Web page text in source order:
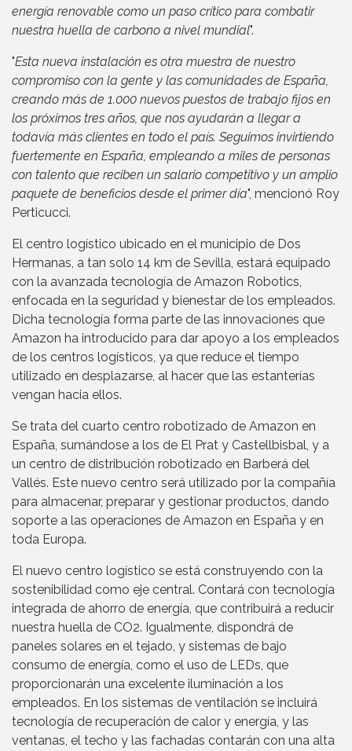
energía renovable como un paso crítico para combatir
nuestra huella de carbono a nivel mundial".
"Esta nueva instalación es otra muestra de nuestro
compromiso con la gente y las comunidades de España,
creando más de 1.000 nuevos puestos de trabajo fijos en
los próximos tres años, que nos ayudarán a llegar a
todavía más clientes en todo el país. Seguimos invirtiendo
fuertemente en España, empleando a miles de personas
con talento que reciben un salario competitivo y un amplio
paquete de beneficios desde el primer día", mencionó Roy
Perticucci.
El centro logístico ubicado en el municipio de Dos
Hermanas, a tan solo 14 km de Sevilla, estará equipado
con la avanzada tecnología de Amazon Robotics,
enfocada en la seguridad y bienestar de los empleados.
Dicha tecnología forma parte de las innovaciones que
Amazon ha introducido para dar apoyo a los empleados
de los centros logísticos, ya que reduce el tiempo
utilizado en desplazarse, al hacer que las estanterías
vengan hacia ellos.
Se trata del cuarto centro robotizado de Amazon en
España, sumándose a los de El Prat y Castellbisbal, y a
un centro de distribución robotizado en Barberá del
Vallés. Este nuevo centro será utilizado por la compañía
para almacenar, preparar y gestionar productos, dando
soporte a las operaciones de Amazon en España y en
toda Europa.
El nuevo centro logístico se está construyendo con la
sostenibilidad como eje central. Contará con tecnología
integrada de ahorro de energía, que contribuirá a reducir
nuestra huella de CO2. Igualmente, dispondrá de
paneles solares en el tejado, y sistemas de bajo
consumo de energía, como el uso de LEDs, que
proporcionarán una excelente iluminación a los
empleados. En los sistemas de ventilación se incluirá
tecnología de recuperación de calor y energía, y las
ventanas, el techo y las fachadas contarán con una alta